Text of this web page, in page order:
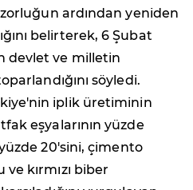
ardından yeniden
belirterek, 6 Şubat
devlet ve milletin
söyledi.
iplik üretiminin
eşyalarının yüzde
20'sini, çimento
kırmızı biber